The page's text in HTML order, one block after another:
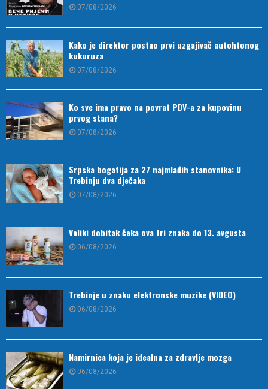
07/08/2026
Kako je direktor postao prvi uzgajivač autohtonog
kukuruza
07/08/2026
Ko sve ima pravo na povrat PDV-a za kupovinu
prvog stana?
07/08/2026
Srpska bogatija za 27 najmlađih stanovnika: U
Trebinju dva dječaka
07/08/2026
Veliki dobitak čeka ova tri znaka do 13. avgusta
06/08/2026
Trebinje u znaku elektronske muzike (VIDEO)
06/08/2026
Namirnica koja je idealna za zdravlje mozga
06/08/2026